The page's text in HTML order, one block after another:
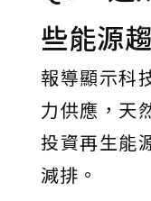
些能源
報導顯示科
力供應，天
投資再生能
減排。